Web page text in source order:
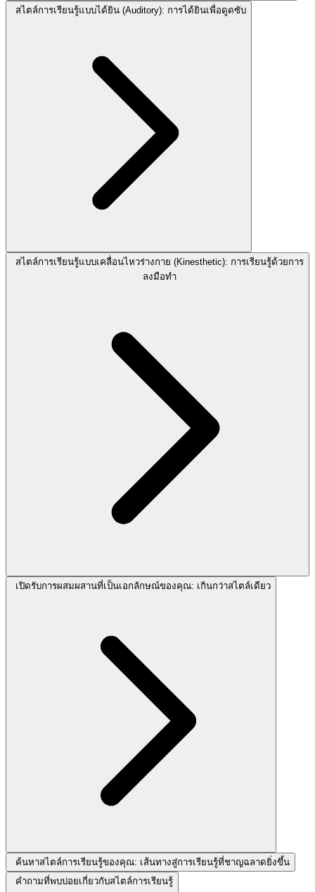
สไตล์การเรียนรู้แบบได้ยิน (Auditory): การได้ยินเพื่อดูดซับ
สไตล์การเรียนรู้แบบเคลื่อนไหวร่างกาย (Kinesthetic): การเรียนรู้ด้วยการ
ลงมือทำ
เปิดรับการผสมผสานที่เป็นเอกลักษณ์ของคุณ: เกินกว่าสไตล์เดียว
ค้นหาสไตล์การเรียนรู้ของคุณ: เส้นทางสู่การเรียนรู้ที่ชาญฉลาดยิ่งขึ้น
คำถามที่พบบ่อยเกี่ยวกับสไตล์การเรียนรู้